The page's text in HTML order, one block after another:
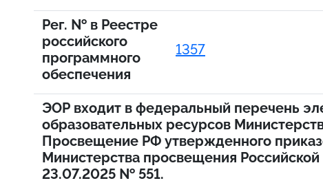
Рег. № в Реестре
российского
программного
обеспечения
1357
ЭОР входит в федеральный перечень
образовательных ресурсов
Просвещение РФ утвержденного
Министерства просвещения
23.07.2025 № 551.